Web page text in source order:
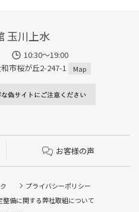
玉川上水
10:30～19:00
市桜が丘2-247-1
Map
お客様の声
プライバシーポリシー
整備に関する弊社取組について